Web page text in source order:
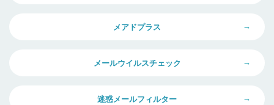
メアドプラス
メールウイルスチェック
迷惑メールフィルター